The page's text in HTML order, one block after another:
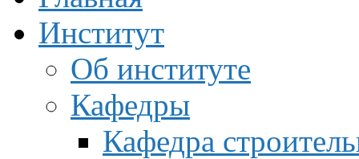
Институт
Об институте
Кафедры
Кафедра